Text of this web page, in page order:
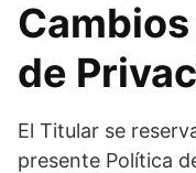
de
El Titular se
presente Política